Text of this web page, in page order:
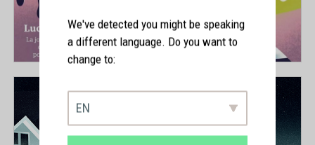
We've detected you might be speaking
a different language. Do you want to
change to:
EN